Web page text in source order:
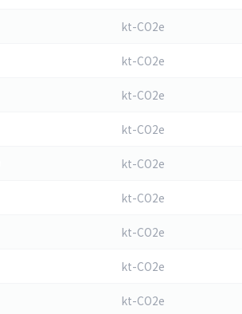
kt-CO2e
kt-CO2e
kt-CO2e
kt-CO2e
kt-CO2e
kt-CO2e
kt-CO2e
kt-CO2e
kt-CO2e